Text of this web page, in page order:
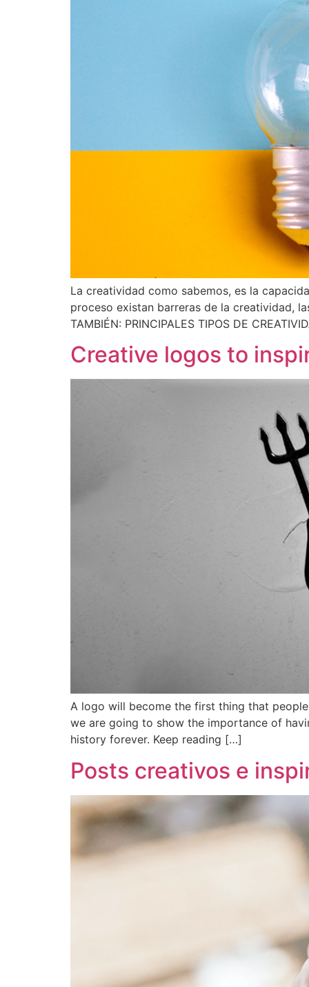
La creatividad como sabemos, es la
proceso existan barreras de la creatividad,
TAMBIÉN: PRINCIPALES TIPOS DE
Creative logos to
A logo will become the first thing that
we are going to show the importance of
history forever. Keep reading […]
Posts creativos e